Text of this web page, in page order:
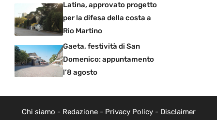
Latina, approvato progetto
per la difesa della costa a
Rio Martino
Gaeta, festività di San
Domenico: appuntamento
l’8 agosto
Chi siamo - Redazione- Privacy Policy- Disclaimer